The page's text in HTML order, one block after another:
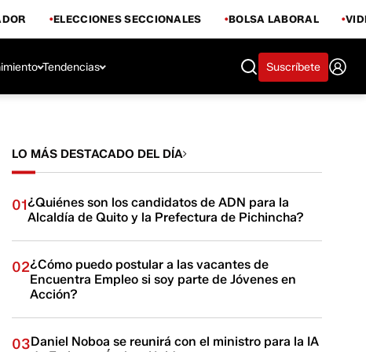
ELECCIONES SECCIONALES BOLSA LABORAL
Tendencias Suscríbete
LO MÁS DESTACADO DEL DÍA
01¿Quiénes son los candidatos de ADN para la
Alcaldía de Quito y la Prefectura de Pichincha?
02¿Cómo puedo postular a las vacantes de
Encuentra Empleo si soy parte de Jóvenes en
Acción?
03Daniel Noboa se reunirá con el ministro para la IA